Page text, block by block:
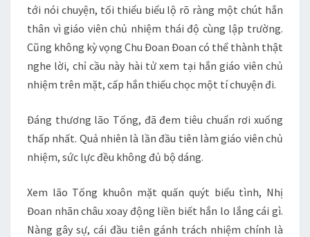
tới nói chuyện, tối thiểu biểu lộ rõ ràng một chút hắn
thân vì giáo viên chủ nhiệm thái độ cùng lập trường.
Cũng không kỳ vọng Chu Đoan Đoan có thể thành thật
nghe lời, chỉ cầu này hài tử xem tại hắn giáo viên chủ
nhiệm trên mặt, cấp hắn thiếu chọc một tí chuyện đi.
Đáng thương lão Tống, đã đem tiêu chuẩn rơi xuống
thấp nhất. Quả nhiên là lần đầu tiên làm giáo viên chủ
nhiệm, sức lực đều không đủ bộ dáng.
Xem lão Tống khuôn mặt quấn quýt biểu tình, Nhị
Đoan nhãn châu xoay động liền biết hắn lo lắng cái gì.
Nàng gây sự, cái đầu tiên gánh trách nhiệm chính là